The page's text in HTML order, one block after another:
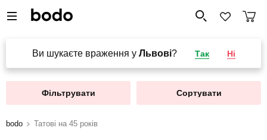
Ви шукаєте враження у Львові? Так Ні
Фільтрувати Сортувати
bodo Татові на 45 років